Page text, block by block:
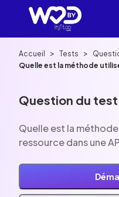
Accueil > Tests >
Quelle est la méthode
Question du test
Quelle est la
ressource dans une